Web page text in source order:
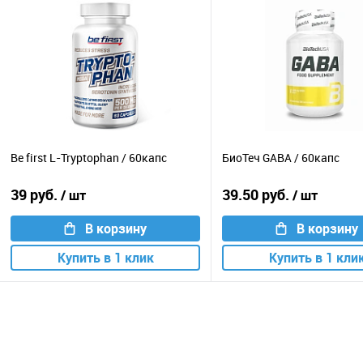
Be first L-Tryptophan / 60капс
39 руб. / шт
В корзину
Купить в 1 клик
БиоТеч GABA / 60капс
39.50 руб. / шт
В корзину
Купить в 1